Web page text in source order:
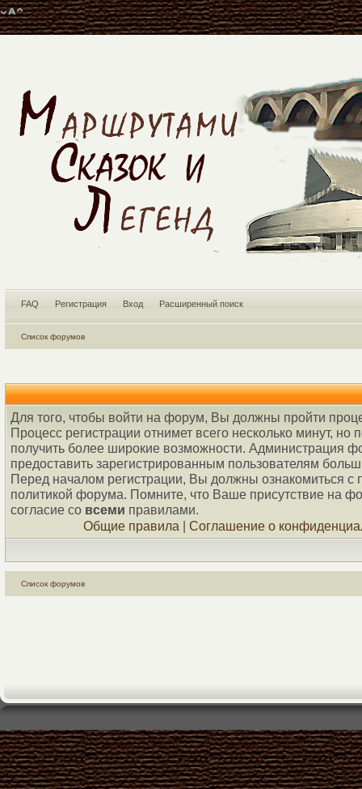
FAQ Регистрация Вход Расширенный поиск
Список форумов
Для того, чтобы войти на форум, Вы должны пройти
Процесс регистрации отнимет всего несколько минут, но
получить более широкие возможности. Администрация
предоставить зарегистрированным пользователям
Перед началом регистрации, Вы должны ознакомиться с
политикой форума. Помните, что Ваше присутствие на
согласие со всеми правилами.
Общие правила | Соглашение о
Список форумов